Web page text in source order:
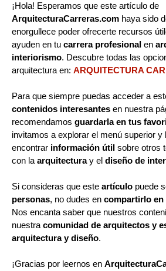
¡Hola! Esperamos que este artículo de
ArquitecturaCarreras.com haya sido
enorgullece poder ofrecerte recursos
ayuden en tu carrera profesional en
interiorismo. Descubre todas las
arquitectura en: ARQUITECTURA
Para que siempre puedas acceder a
contenidos interesantes en nuestra
recomendamos guardarla en tus
invitamos a explorar el menú superior y
encontrar información útil sobre otros
con la arquitecturay el diseño de
Si consideras que este artículo puede
personas, no dudes en compartirlo en
Nos encanta saber que nuestros
nuestra comunidad de arquitectos y
arquitectura y diseño.
¡Gracias por leernos en